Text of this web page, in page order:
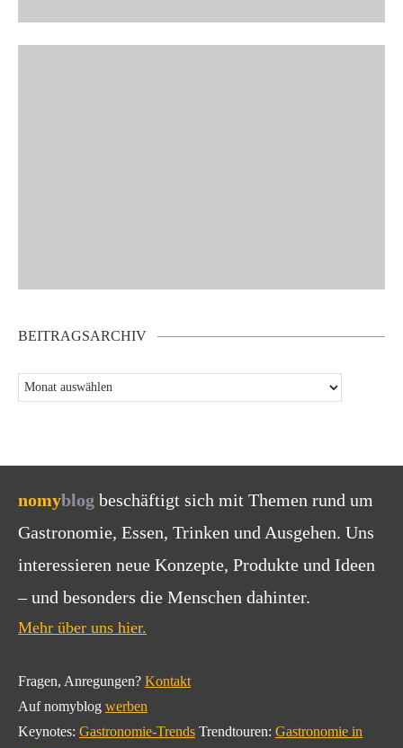
BEITRAGSARCHIV
nomyblog beschäftigt sich mit Themen rund um
Gastronomie, Essen, Trinken und Ausgehen. Uns
interessieren neue Konzepte, Produkte und Ideen
– und besonders die Menschen dahinter.
Mehr über uns hier.
Fragen, Anregungen? Kontakt
Auf nomyblog werben
Keynotes: Gastronomie-Trends Trendtouren: Gastronomie in